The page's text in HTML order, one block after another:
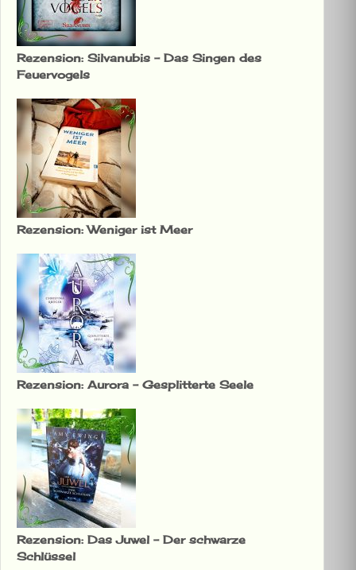
Rezension: Silvanubis – Das Singen des
Feuervogels
Rezension: Weniger ist Meer
Rezension: Aurora – Gesplitterte Seele
Rezension: Das Juwel – Der schwarze
Schlüssel